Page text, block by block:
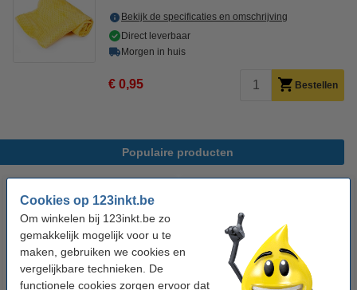
Cookies op 123inkt.be
Om winkelen bij 123inkt.be zo
gemakkelijk mogelijk voor u te
maken, gebruiken we cookies en
vergelijkbare technieken. De
functionele cookies zorgen ervoor dat
Bekijk de specificaties en omschrijving
Direct leverbaar
Morgen in huis
€ 0,95 Bestellen
Populaire producten